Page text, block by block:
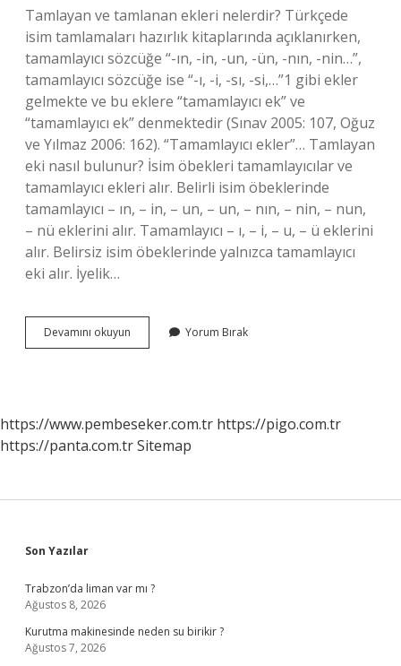
Tamlayan ve tamlanan ekleri nelerdir? Türkçede
isim tamlamaları hazırlık kitaplarında açıklanırken,
tamamlayıcı sözcüğe “-ın, -in, -un, -ün, -nın, -nin…”,
tamamlayıcı sözcüğe ise “-ı, -i, -sı, -si,…”1 gibi ekler
gelmekte ve bu eklere “tamamlayıcı ek” ve
“tamamlayıcı ek” denmektedir (Sınav 2005: 107, Oğuz
ve Yılmaz 2006: 162). “Tamamlayıcı ekler”… Tamlayan
eki nasıl bulunur? İsim öbekleri tamamlayıcılar ve
tamamlayıcı ekleri alır. Belirli isim öbeklerinde
tamamlayıcı – ın, – in, – un, – un, – nın, – nin, – nun,
– nü eklerini alır. Tamamlayıcı – ı, – i, – u, – ü eklerini
alır. Belirsiz isim öbeklerinde yalnızca tamamlayıcı
eki alır. İyelik…
Devamını okuyun Tamlayan
Ekleri
Yorum Bırak
https://www.pembeseker.com.tr https://pigo.com.tr
https://panta.com.trSitemap
Sidebar
Son Yazılar
Trabzon’da liman var mı ?
Ağustos 8, 2026
Kurutma makinesinde neden su birikir ?
Ağustos 7, 2026